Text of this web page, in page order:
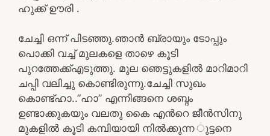
ഹുക്ക് ഊരി .
ചേച്ചി ഒന്ന് പിടഞ്ഞു.ഞാൻ ബ്രായും ടോപ്പും
പൊക്കി വച്ച് മുലകളെ താഴെ കൂടി
പുറത്തേക്ക്എടുത്തു. മുല ഞെട്ടുകളിൽ മാറിമാറി
ചപ്പി വലിച്ചു കൊണ്ടിരുന്നു.ചേച്ചി സുഖം
കൊണ്ട്ഹാ..”ഹാ” എന്നിങ്ങനെ ശബ്ദം
ഉണ്ടാക്കുകയും വലതു കൈ എൻറെ ജീൻസിനു
മുകളിൽ കൂടി കമ്പിയായി നിൽക്കുന്ന ുട്ടനെ